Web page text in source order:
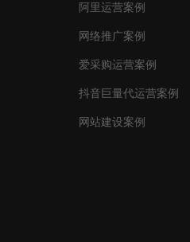
阿里运营案例
网络推广案例
爱采购运营案例
抖音巨量代运营案例
网站建设案例